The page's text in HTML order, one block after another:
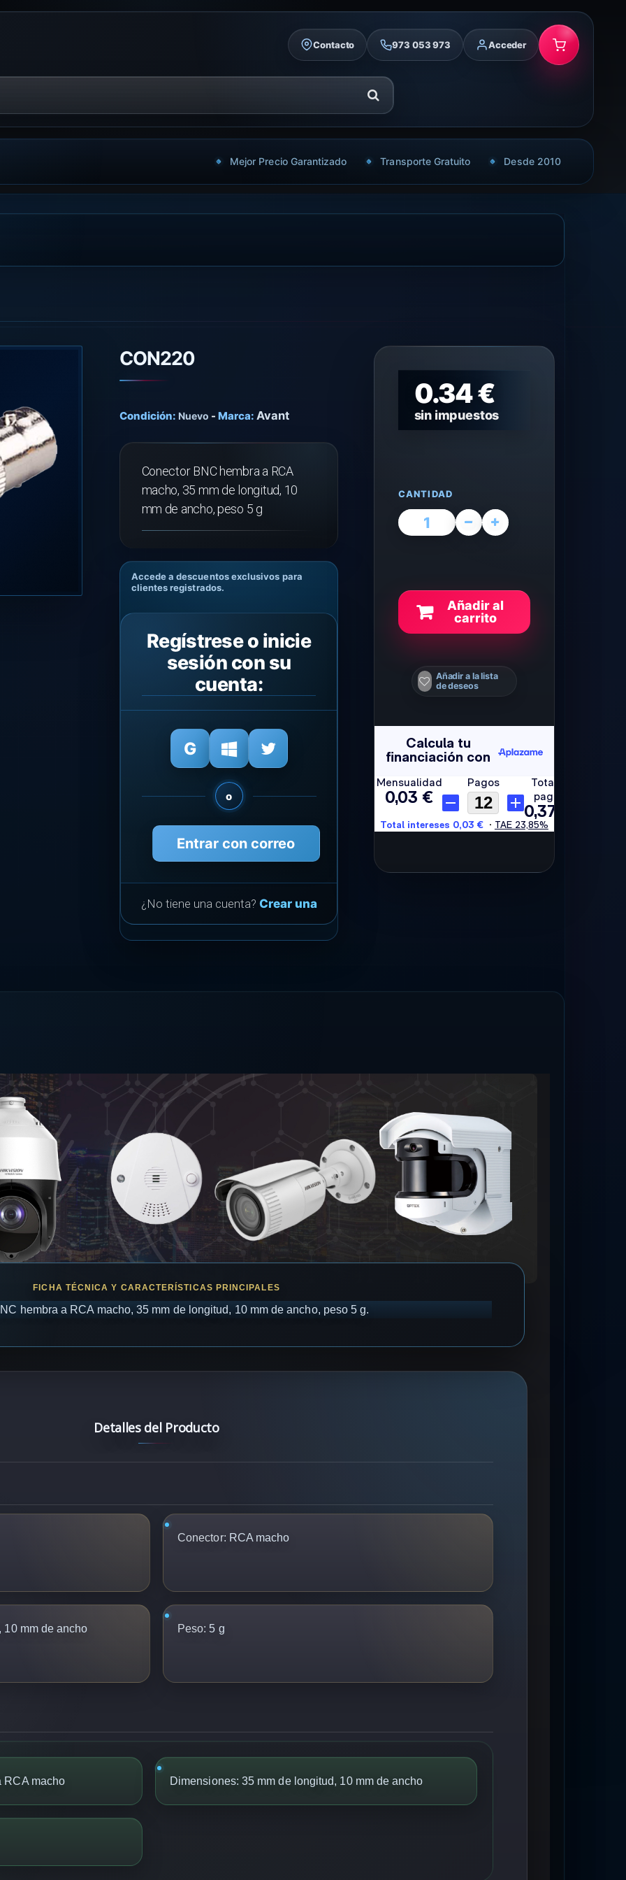
Contacto 973 053 973 Acceder
Mejor Precio Garantizado Transporte Gratuito Desde 2010
CON220
Condición: Nuevo - Marca: Avant
Conector BNC hembra a RCA
macho, 35 mm de longitud, 10
mm de ancho, peso 5 g
Accede a descuentos exclusivos para
clientes registrados.
Regístrese o inicie
sesión con su
cuenta:
o
Entrar con correo
¿No tiene una cuenta? Crear una
0.34 €
sin impuestos
CANTIDAD
Añadir al
carrito
Añadir a la lista
de deseos
hembra a RCA macho, 35 mm de longitud, 10 mm de ancho, peso 5 g.
Detalles del Producto
Conector: RCA macho
mm de ancho Peso: 5 g
RCA macho Dimensiones: 35 mm de longitud, 10 mm de ancho